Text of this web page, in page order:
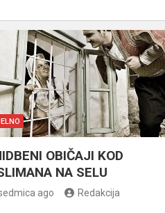
OBIČAJI KOD
NA SELU
ago Redakcija